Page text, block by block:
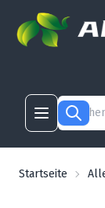
Startseite